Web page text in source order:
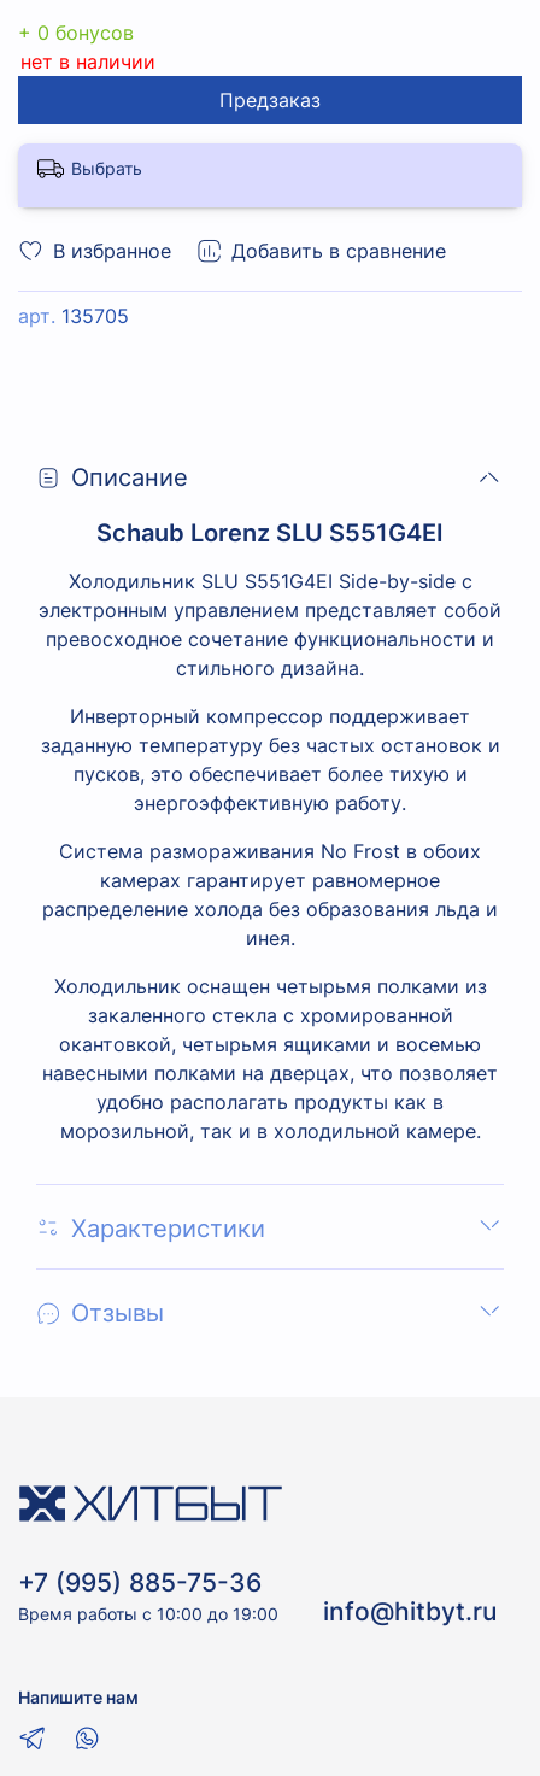
В избранное Добавить в сравнение
арт. 135705
+ 0 бонусов
нет в наличии
Предзаказ
Выбрать
Описание
Schaub Lorenz SLU S551G4EI
Холодильник SLU S551G4EI Side-by-side с
электронным управлением представляет собой
превосходное сочетание функциональности и
стильного дизайна.
Инверторный компрессор поддерживает
заданную температуру без частых остановок и
пусков, это обеспечивает более тихую и
энергоэффективную работу.
Система размораживания No Frost в обоих
камерах гарантирует равномерное
распределение холода без образования льда и
инея.
Холодильник оснащен четырьмя полками из
закаленного стекла с хромированной
окантовкой, четырьмя ящиками и восемью
навесными полками на дверцах, что позволяет
удобно располагать продукты как в
морозильной, так и в холодильной камере.
Характеристики
Отзывы
+7 (995) 885-75-36
Время работы с 10:00 до 19:00 info@hitbyt.ru
Напишите нам